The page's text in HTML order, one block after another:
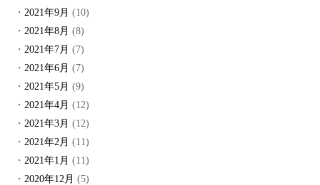
2021年9月 (10)
2021年8月 (8)
2021年7月 (7)
2021年6月 (7)
2021年5月 (9)
2021年4月 (12)
2021年3月 (12)
2021年2月 (11)
2021年1月 (11)
2020年12月 (5)